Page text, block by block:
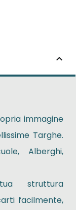
immagine
Targhe.
Alberghi,
struttura
facilmente,